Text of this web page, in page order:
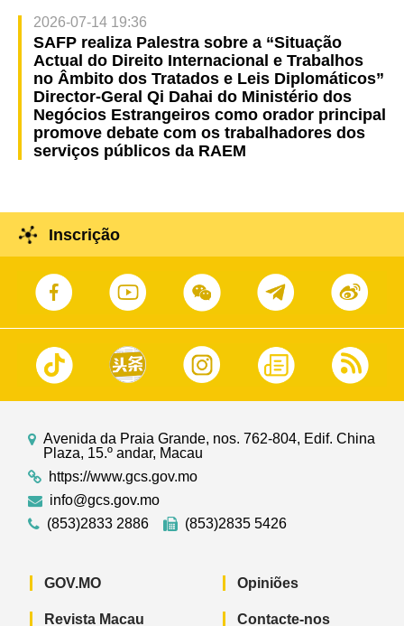
2026-07-14 19:36
SAFP realiza Palestra sobre a “Situação
Actual do Direito Internacional e Trabalhos
no Âmbito dos Tratados e Leis Diplomáticos”
Director-Geral Qi Dahai do Ministério dos
Negócios Estrangeiros como orador principal
promove debate com os trabalhadores dos
serviços públicos da RAEM
Inscrição
Avenida da Praia Grande, nos. 762-804, Edif. China
Plaza, 15.º andar, Macau
https://www.gcs.gov.mo
info@gcs.gov.mo
(853)2833 2886
(853)2835 5426
GOV.MO
Revista Macau
Opiniões
Contacte-nos